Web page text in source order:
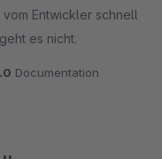
Entwickler schnell
es nicht.
Documentation